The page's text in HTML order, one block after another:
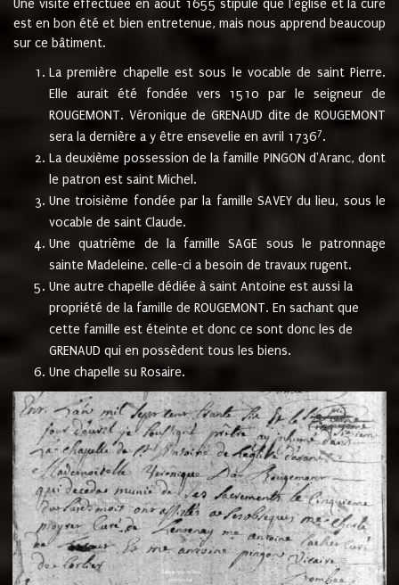
Une visite effectuée en août 1655 stipule que l'église et la cure
est en bon été et bien entretenue, mais nous apprend beaucoup
sur ce bâtiment.
La première chapelle est sous le vocable de saint Pierre.
Elle aurait été fondée vers 1510 par le seigneur de
ROUGEMONT. Véronique de GRENAUD dite de ROUGEMONT
sera la dernière a y être ensevelie en avril 17367.
La deuxième possession de la famille PINGON d'Aranc, dont
le patron est saint Michel.
Une troisième fondée par la famille SAVEY du lieu, sous le
vocable de saint Claude.
Une quatrième de la famille SAGE sous le patronnage
sainte Madeleine. celle-ci a besoin de travaux rugent.
Une autre chapelle dédiée à saint Antoine est aussi la
propriété de la famille de ROUGEMONT. En sachant que
cette famille est éteinte et donc ce sont donc les de
GRENAUD qui en possèdent tous les biens.
Une chapelle su Rosaire.